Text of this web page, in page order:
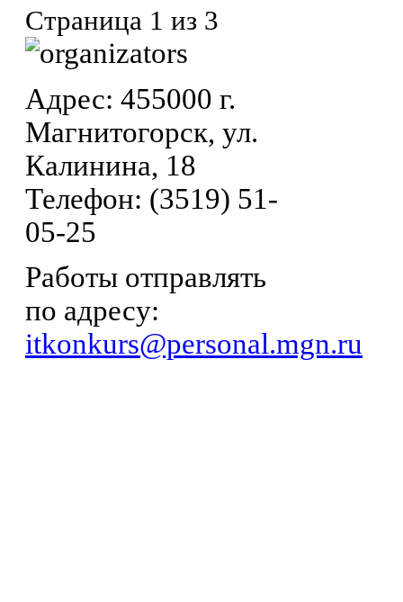
Страница 1 из 3
Адрес: 455000 г.
Магнитогорск, ул.
Калинина, 18
Телефон: (3519) 51-
05-25
Работы отправлять
по адресу:
itkonkurs@personal.mgn.ru